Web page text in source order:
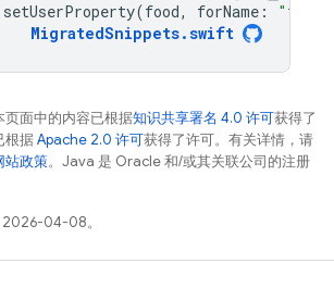
setUserProperty(food, forName :
MigratedSnippets.swift
面中的内容已根据知识共享署名 4.0 许可获得了
根据Apache 2.0 许可获得了许可。有关详情，请
站政策。Java 是 Oracle 和/或其关联公司的注册
2026-04-08。